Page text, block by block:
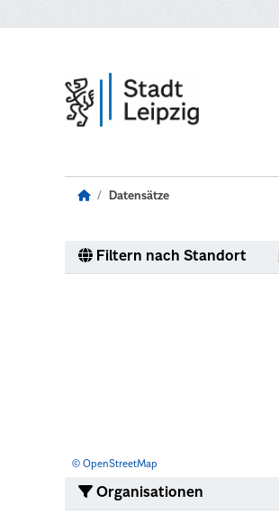
Datensätze
Filtern nach Standort
© OpenStreetMap
Organisationen